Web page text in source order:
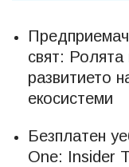
свят: Ролята
развитието
екосистеми
Безплатен
One: Insider